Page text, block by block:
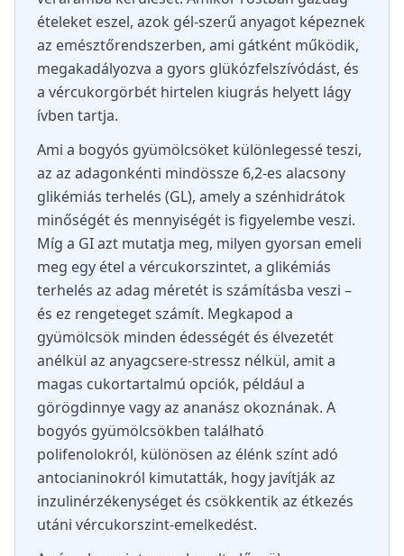
ételeket eszel, azok gél-szerű anyagot képeznek
az emésztőrendszerben, ami gátként működik,
megakadályozva a gyors glükózfelszívódást, és
a vércukorgörbét hirtelen kiugrás helyett lágy
ívben tartja.
Ami a bogyós gyümölcsöket különlegessé teszi,
az az adagonkénti mindössze 6,2-es alacsony
glikémiás terhelés (GL), amely a szénhidrátok
minőségét és mennyiségét is figyelembe veszi.
Míg a GI azt mutatja meg, milyen gyorsan emeli
meg egy étel a vércukorszintet, a glikémiás
terhelés az adag méretét is számításba veszi –
és ez rengeteget számít. Megkapod a
gyümölcsök minden édességét és élvezetét
anélkül az anyagcsere-stressz nélkül, amit a
magas cukortartalmú opciók, például a
görögdinnye vagy az ananász okoznának. A
bogyós gyümölcsökben található
polifenolokról, különösen az élénk színt adó
antocianinokról kimutatták, hogy javítják az
inzulinérzékenységet és csökkentik az étkezés
utáni vércukorszint-emelkedést.